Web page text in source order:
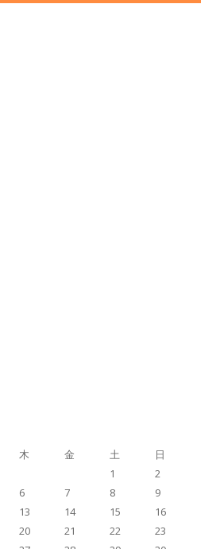
木 金 土
日
1
2
6 7 8
9
13 14 15
16
20 21 22
23